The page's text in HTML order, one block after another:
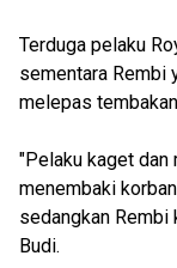
Terduga pelaku
sementara Rembi
melepas
"Pelaku kaget dan
menembaki
sedangkan Rembi
Budi.